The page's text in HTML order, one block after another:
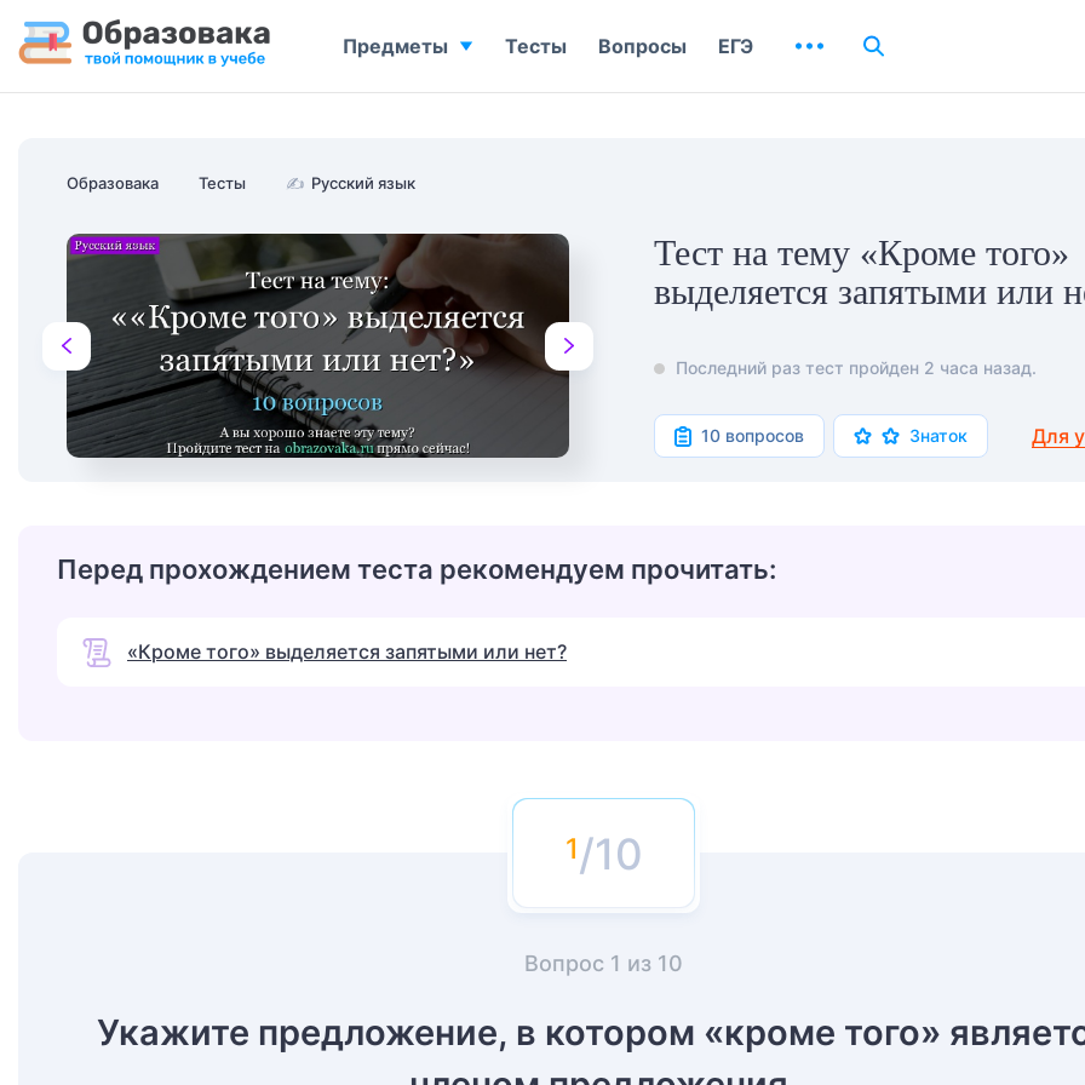
Образовака Тесты ✍ Русский язык
Тест на тему «Кроме того»
выделяется запятыми или
Последний раз тест пройден 2 часа назад.
10 вопросов Знаток Для
Перед прохождением теста рекомендуем прочитать:
«Кроме того» выделяется запятыми или нет?
/10
Вопрос 1 из 10
Укажите предложение, в котором «кроме того»
Предметы Тесты Вопросы ЕГЭ